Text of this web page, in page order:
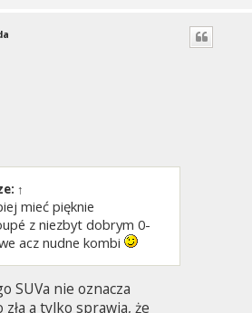
↑
mieć pięknie
z niezbyt dobrym 0-
acz nudne kombi
SUVa nie oznacza
a tylko sprawia, że